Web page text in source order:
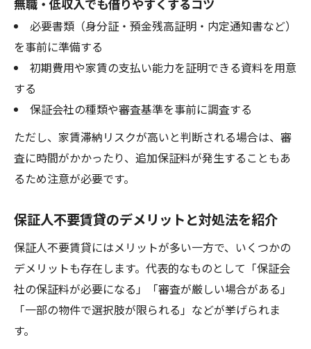
無職・低収入でも借りやすくするコツ
必要書類（身分証・預金残高証明・内定通知書など）
を事前に準備する
初期費用や家賃の支払い能力を証明できる資料を用意
する
保証会社の種類や審査基準を事前に調査する
ただし、家賃滞納リスクが高いと判断される場合は、審
査に時間がかかったり、追加保証料が発生することもあ
るため注意が必要です。
保証人不要賃貸のデメリットと対処法を紹介
保証人不要賃貸にはメリットが多い一方で、いくつかの
デメリットも存在します。代表的なものとして「保証会
社の保証料が必要になる」「審査が厳しい場合がある」
「一部の物件で選択肢が限られる」などが挙げられま
す。